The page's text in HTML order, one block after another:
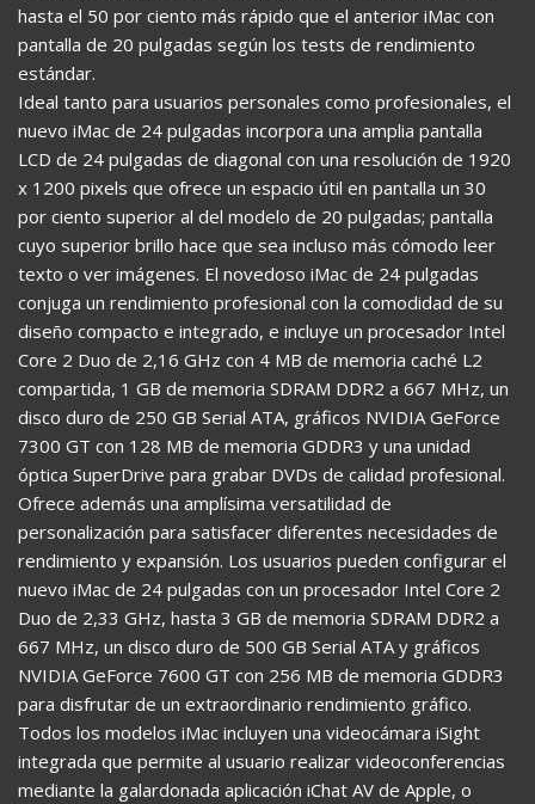
hasta el 50 por ciento más rápido que el anterior iMac con
pantalla de 20 pulgadas según los tests de rendimiento
estándar.
Ideal tanto para usuarios personales como profesionales, el
nuevo iMac de 24 pulgadas incorpora una amplia pantalla
LCD de 24 pulgadas de diagonal con una resolución de 1920
x 1200 pixels que ofrece un espacio útil en pantalla un 30
por ciento superior al del modelo de 20 pulgadas; pantalla
cuyo superior brillo hace que sea incluso más cómodo leer
texto o ver imágenes. El novedoso iMac de 24 pulgadas
conjuga un rendimiento profesional con la comodidad de su
diseño compacto e integrado, e incluye un procesador Intel
Core 2 Duo de 2,16 GHz con 4 MB de memoria caché L2
compartida, 1 GB de memoria SDRAM DDR2 a 667 MHz, un
disco duro de 250 GB Serial ATA, gráficos NVIDIA GeForce
7300 GT con 128 MB de memoria GDDR3 y una unidad
óptica SuperDrive para grabar DVDs de calidad profesional.
Ofrece además una amplísima versatilidad de
personalización para satisfacer diferentes necesidades de
rendimiento y expansión. Los usuarios pueden configurar el
nuevo iMac de 24 pulgadas con un procesador Intel Core 2
Duo de 2,33 GHz, hasta 3 GB de memoria SDRAM DDR2 a
667 MHz, un disco duro de 500 GB Serial ATA y gráficos
NVIDIA GeForce 7600 GT con 256 MB de memoria GDDR3
para disfrutar de un extraordinario rendimiento gráfico.
Todos los modelos iMac incluyen una videocámara iSight
integrada que permite al usuario realizar videoconferencias
mediante la galardonada aplicación iChat AV de Apple, o